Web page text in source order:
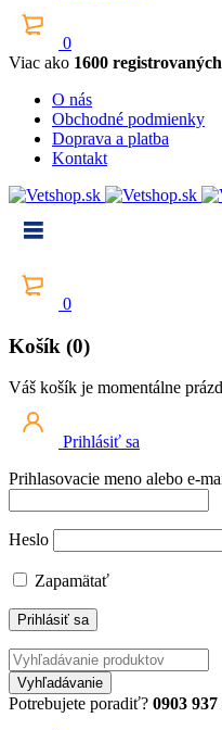
0
Viac ako 1600 registrovaných
O nás
Obchodné podmienky
Doprava a platba
Kontakt
0
Košík (0)
Váš košík je momentálne
Prihlásiť sa
Prihlasovacie meno alebo e-
Heslo
Zapamätať
Potrebujete poradiť? 0903 937